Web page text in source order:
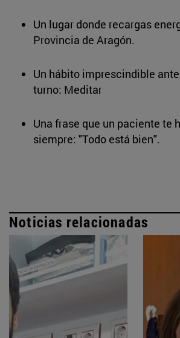
Un lugar donde recargas
Provincia de Aragón.
Un hábito imprescindible
turno: Meditar
Una frase que un paciente te
siempre: "Todo está bien".
Noticias relacionadas